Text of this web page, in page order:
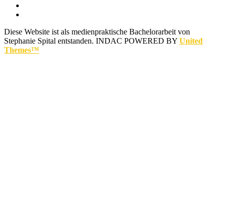
Diese Website ist als medienpraktische Bachelorarbeit von
Stephanie Spital entstanden. INDAC POWERED BY United
Themes™